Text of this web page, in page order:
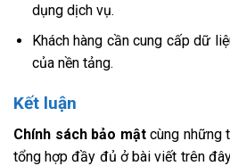
dụng dịch vụ.
Khách hàng cần cung cấp dữ
của nền tảng.
Kết luận
Chính sách bảo mậtcùng những
tổng hợp đầy đủ ở bài viết trên